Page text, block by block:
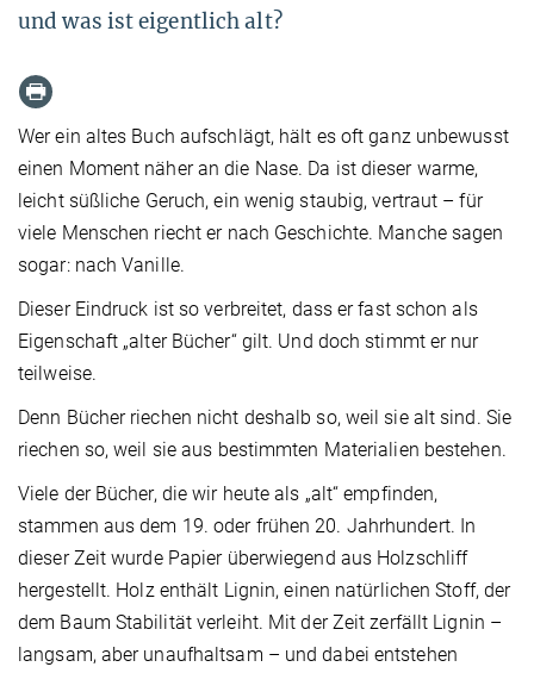
und was ist eigentlich alt?
Wer ein altes Buch aufschlägt, hält es oft ganz unbewusst
einen Moment näher an die Nase. Da ist dieser warme,
leicht süßliche Geruch, ein wenig staubig, vertraut – für
viele Menschen riecht er nach Geschichte. Manche sagen
sogar: nach Vanille.
Dieser Eindruck ist so verbreitet, dass er fast schon als
Eigenschaft „alter Bücher“ gilt. Und doch stimmt er nur
teilweise.
Denn Bücher riechen nicht deshalb so, weil sie alt sind. Sie
riechen so, weil sie aus bestimmten Materialien bestehen.
Viele der Bücher, die wir heute als „alt“ empfinden,
stammen aus dem 19. oder frühen 20. Jahrhundert. In
dieser Zeit wurde Papier überwiegend aus Holzschliff
hergestellt. Holz enthält Lignin, einen natürlichen Stoff, der
dem Baum Stabilität verleiht. Mit der Zeit zerfällt Lignin –
langsam, aber unaufhaltsam – und dabei entstehen